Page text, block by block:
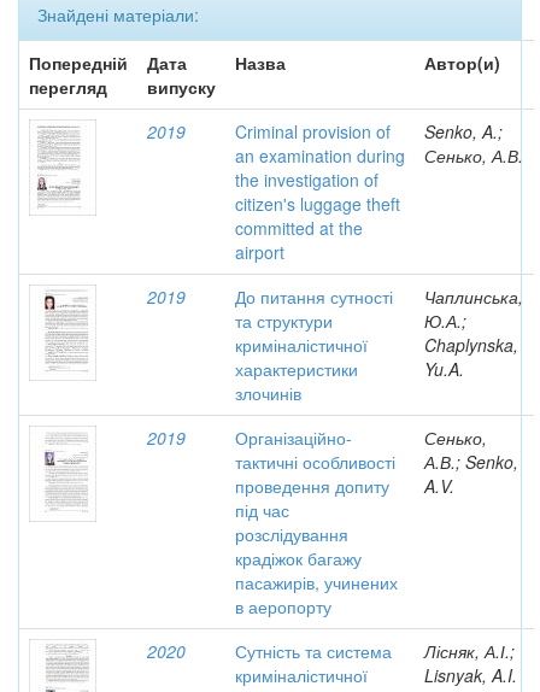
Знайдені матеріали:
Попередній
перегляд
Дата
випуску
Назва Автор(и)
2019
Criminal provision of
an examination during
the investigation of
citizen's luggage theft
committed at the
airport
Senko, A.;
Сенько, А.В.
2019
До питання сутності
та структури
криміналістичної
характеристики
злочинів
Чаплинська,
Ю.А.;
Chaplynska,
Yu.A.
2019
Організаційно-
тактичні особливості
проведення допиту
під час
розслідування
крадіжок багажу
пасажирів, учинених
в аеропорту
Сенько,
А.В.; Senko,
A.V.
2020
Сутність та система
криміналістичної
Лісняк, А.І.;
Lisnyak, A.I.